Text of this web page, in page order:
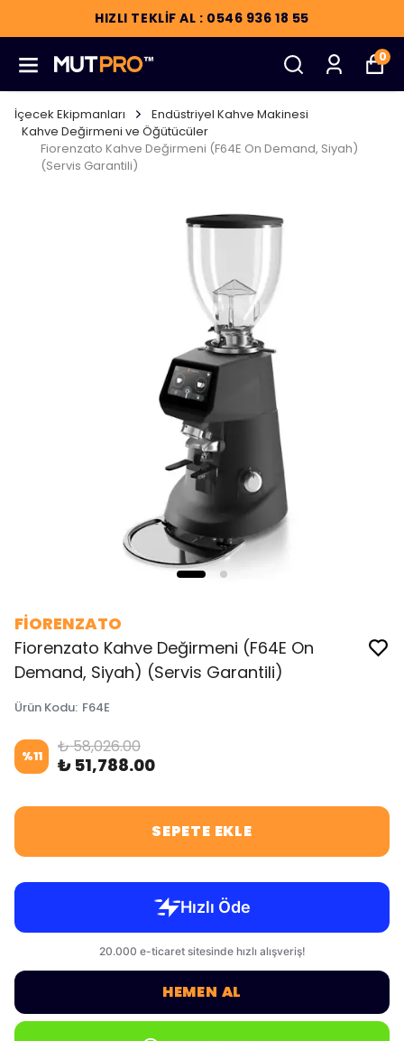
HIZLI TEKLİF AL : 0546 936 18 55
0
İçecek Ekipmanları
Endüstriyel Kahve Makinesi
Kahve Değirmeni ve Öğütücüler
Fiorenzato Kahve Değirmeni (F64E On Demand, Siyah)
(Servis Garantili)
FİORENZATO
Fiorenzato Kahve Değirmeni (F64E On
Demand, Siyah) (Servis Garantili)
Ürün Kodu: F64E
%11 ₺ 58,026.00
₺ 51,788.00
SEPETE EKLE
HEMEN AL